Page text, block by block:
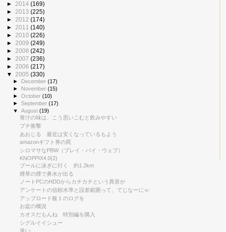
► 2014 (169)
► 2013 (225)
► 2012 (174)
► 2011 (140)
► 2010 (226)
► 2009 (249)
► 2008 (242)
► 2007 (236)
► 2006 (217)
▼ 2005 (330)
► December(17)
►
November(15)
►October(10)
►September(17)
▼August(19)
青汁の味は、こう思いこむと飲みやすい
プチ衝撃
あおじる 最近は安くなっているもよう
amazonギフト券の罠
シロマサなPBW（プレイ・バイ・ウェブ）
KNOPPIX4.0(2)
プールに泳ぎに行く 約1.2km
煙草の煙で鼻水が出る
ノートPCのHDDからカチカチという異音が
アンケートの信頼水準と誤差範囲って、てじなーにゃ
アップロード板１のログを
お盆の概況
カオスだもんね 特別編を購入
シグルイイシュー
迷い